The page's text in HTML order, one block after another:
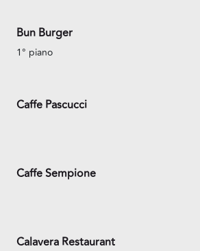
Bun Burger
1° piano
Caffe Pascucci
Caffe Sempione
Calavera Restaurant